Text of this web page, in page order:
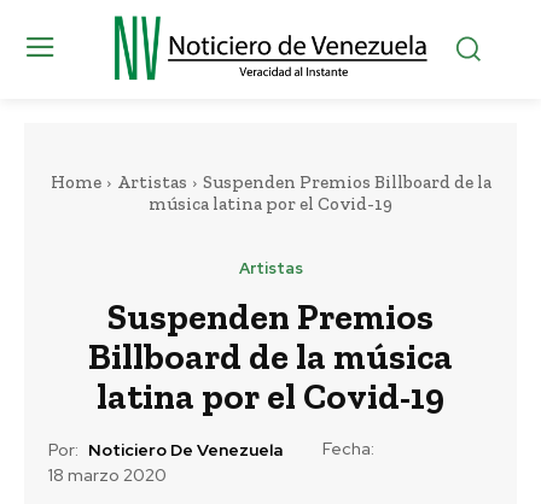
Home Artistas
Suspenden Premios Billboard de la
música latina por el Covid-19
Artistas
Suspenden Premios
Billboard de la música
latina por el Covid-19
Por: Noticiero De Venezuela
Fecha:
18 marzo 2020